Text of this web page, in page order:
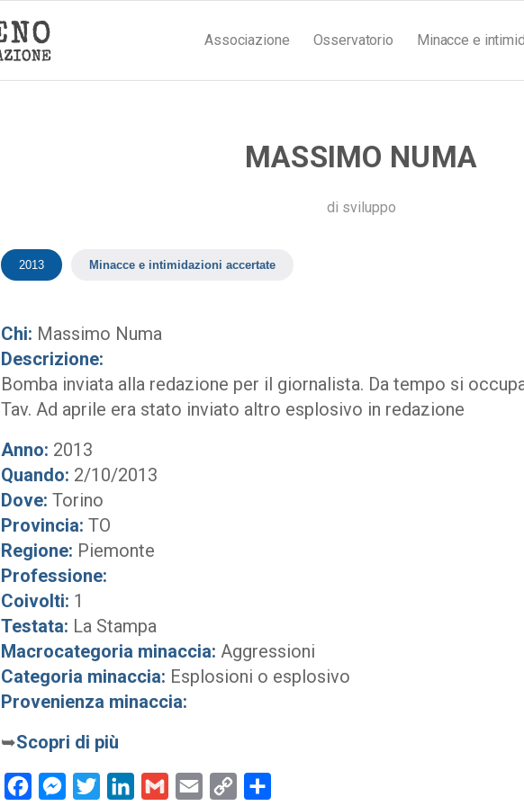
Associazione Osservatorio Minacce e
MASSIMO NUMA
di sviluppo
2013 Minacce e intimidazioni accertate
Chi: Massimo Numa
Descrizione:
Bomba inviata alla redazione per il giornalista. Da tempo si
Tav. Ad aprile era stato inviato altro esplosivo in redazione
Anno: 2013
Quando: 2/10/2013
Dove: Torino
Provincia: TO
Regione: Piemonte
Professione:
Coivolti: 1
Testata: La Stampa
Macrocategoria minaccia: Aggressioni
Categoria minaccia: Esplosioni o esplosivo
Provenienza minaccia:
➥Scopri di più
FacebookMessenger
Twitter LinkedInGmail Email
Copy